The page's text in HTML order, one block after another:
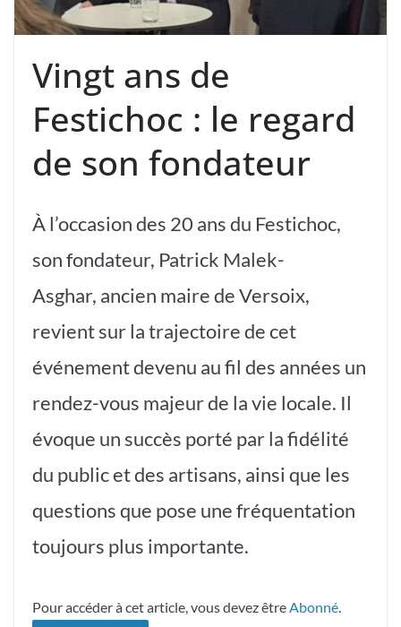
Vingt ans de
Festichoc : le regard
de son fondateur
À l’occasion des 20 ans du Festichoc,
son fondateur, Patrick Malek-
Asghar, ancien maire de Versoix,
revient sur la trajectoire de cet
événement devenu au fil des années un
rendez-vous majeur de la vie locale. Il
évoque un succès porté par la fidélité
du public et des artisans, ainsi que les
questions que pose une fréquentation
toujours plus importante.
Pour accéder à cet article, vous devez êtreAbonné.